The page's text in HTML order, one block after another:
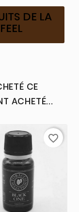
DE LA
CE
ACHETÉ...
favorite_border